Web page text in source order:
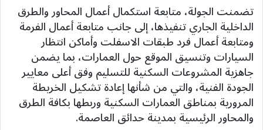
تضمنت الجولة، متابعة استكمال أعمال المحاور والطرق
الداخلية الجاري تنفيذها، إلى جانب متابعة أعمال الفرمة
ومتابعة أعمال فرد طبقات الاسفلت وأماكن انتظار
السيارات وتنسيق الموقع حول العمارات، بما يضمن
جاهزية المشروعات السكنية للتسليم وفق أعلى معايير
الجودة الفنية، والتي من شأنها إعادة تشكيل الخريطة
المرورية بمناطق العمارات السكنية وربطها بكافة الطرق
والمحاور الرئيسية بمدينة حدائق العاصمة.